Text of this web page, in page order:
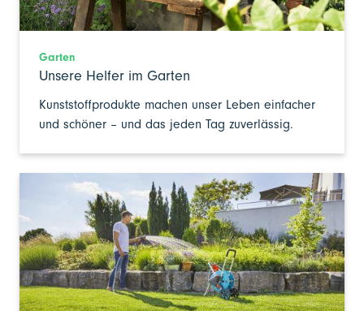
Garten
Unsere Helfer im Garten
Kunststoffprodukte machen unser Leben einfacher
und schöner – und das jeden Tag zuverlässig.